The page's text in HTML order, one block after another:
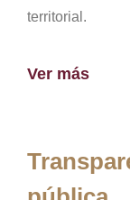
territorial.
Ver más